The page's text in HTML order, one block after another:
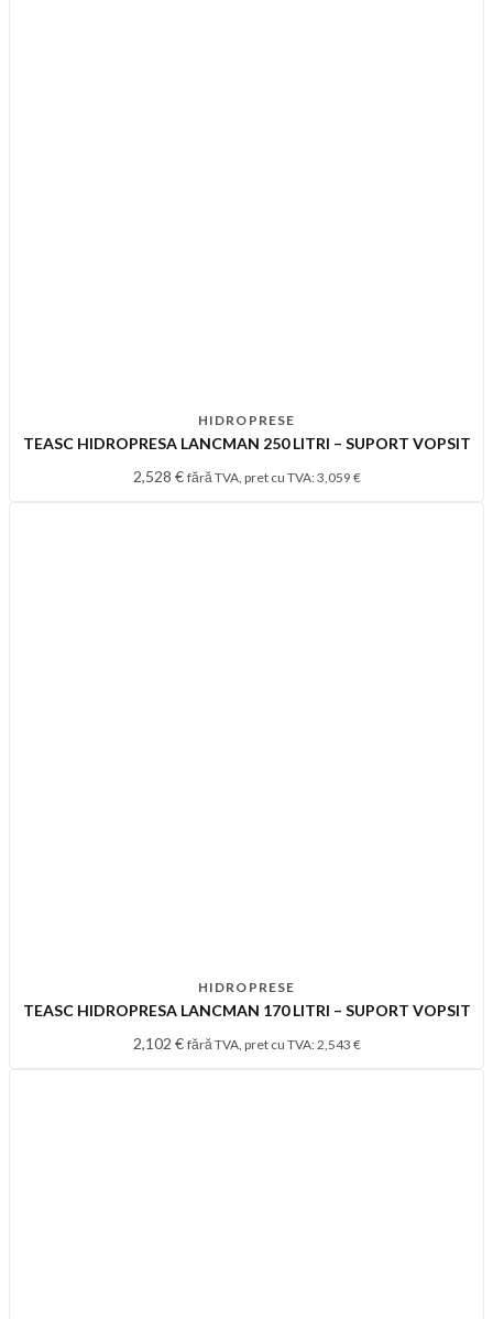
HIDROPRESE
TEASC HIDROPRESA LANCMAN 250 LITRI – SUPORT VOPSIT
2,528 € fără TVA, pret cu TVA: 3,059 €
HIDROPRESE
TEASC HIDROPRESA LANCMAN 170 LITRI – SUPORT VOPSIT
2,102 € fără TVA, pret cu TVA: 2,543 €